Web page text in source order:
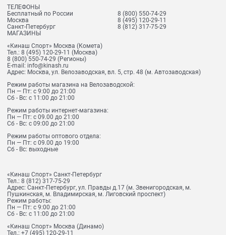
ТЕЛЕФОНЫ
Бесплатный по России
8 (800) 550-74-29
Москва
8 (495) 120-29-11
Санкт-Петербург
8 (812) 317-75-29
МАГАЗИНЫ
«Кинаш Спорт» Москва (Комета)
Тел.: 8 (495) 120-29-11 (Москва)
8 (800) 550-74-29 (Регионы)
E-mail: info@kinash.ru
Адрес: Москва, ул. Велозаводская, вл. 5, стр. 48 (м. Автозаводская)
Режим работы магазина на Велозаводской:
Пн — Пт: с 9:00 до 21:00
Сб - Вс: с 11:00 до 21:00
Режим работы интернет-магазина:
Пн — Пт: с 09.00 до 21:00
Сб - Вс: с 09:00 до 21:00
Режим работы оптового отдела:
Пн — Пт: с 09.00 до 19:00
Сб - Вс: выходные
«Кинаш Спорт» Санкт-Петербург
Тел.: 8 (812) 317-75-29
Адрес: Санкт-Петербург, ул. Правды д.17 (м. Звенигородская, м.
Пушкинская, м. Владимирская, м. Лиговский проспект)
Режим работы:
Пн — Пт: с 9:00 до 21:00
Сб - Вс: с 11:00 до 21:00
«Кинаш Спорт» Москва (Динамо)
Тел.: +7 (495) 120-29-11